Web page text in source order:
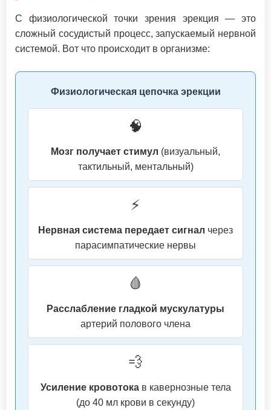
С физиологической точки зрения эрекция — это
сложный сосудистый процесс, запускаемый нервной
системой. Вот что происходит в организме:
Физиологическая цепочка эрекции
🧠
Мозг получает стимул (визуальный,
тактильный, ментальный)
⚡
Нервная система передает сигнал через
парасимпатические нервы
🩸
Расслабление гладкой мускулатуры
артерий полового члена
💨
Усиление кровотокав кавернозные тела
(до 40 мл крови в секунду)